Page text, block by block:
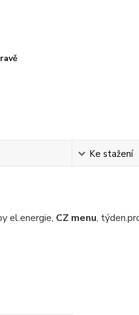
Ke stažení
el.energie, CZ menu,